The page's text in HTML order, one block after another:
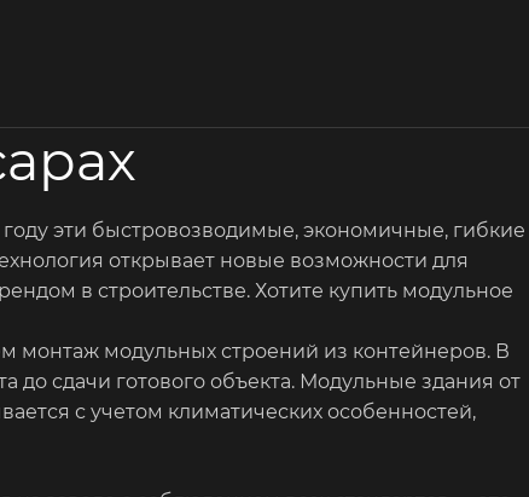
эти быстровозводимые, экономичные, гибкие
открывает новые возможности для
в строительстве. Хотите купить модульное
монтаж модульных строений из контейнеров. В
сдачи готового объекта. Модульные здания от
с учетом климатических особенностей,